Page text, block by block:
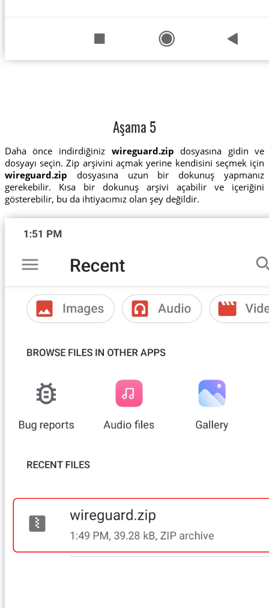
Aşama 5
Daha önce indirdiğiniz wireguard.zip dosyasına gidin ve
dosyayı seçin. Zip arşivini açmak yerine kendisini seçmek için
wireguard.zip dosyasına uzun bir dokunuş yapmanız
gerekebilir. Kısa bir dokunuş arşivi açabilir ve içeriğini
gösterebilir, bu da ihtiyacımız olan şey değildir.